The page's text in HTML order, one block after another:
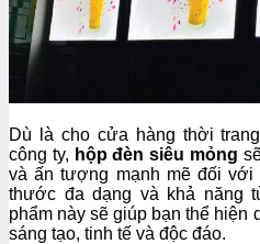
Dù là cho cửa hàng thời
công ty, hộp đèn siêu mỏng
và ấn tượng mạnh mẽ đối với
thước đa dạng và khả năng
phẩm này sẽ giúp bạn thể hiện
sáng tạo, tinh tế và độc đáo.